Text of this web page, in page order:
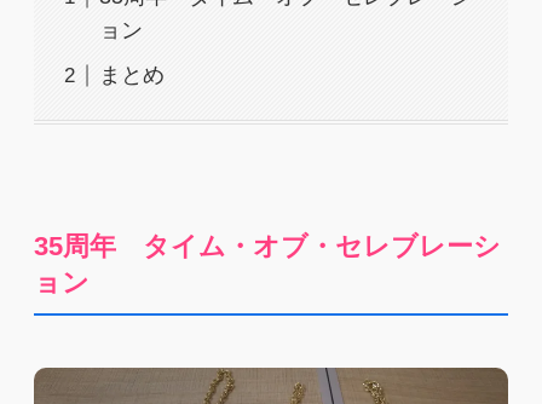
ョン
まとめ
35周年 タイム・オブ・セレブレーシ
ョン